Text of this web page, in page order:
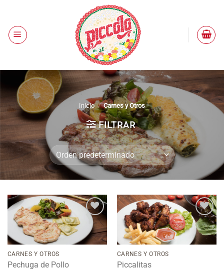
contenido
Inicio / Carnes y Otros
FILTRAR
Añadir
a la
lista de
CARNES Y OTROS
Pechuga de Pollo
Añadir
a la
lista de
CARNES Y OTROS
Piccalitas